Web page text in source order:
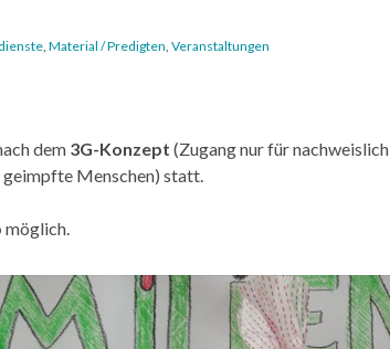
, Material / Predigten, Veranstaltungen
dem 3G-Konzept (Zugang nur für nachweislich
Menschen) statt.
möglich.